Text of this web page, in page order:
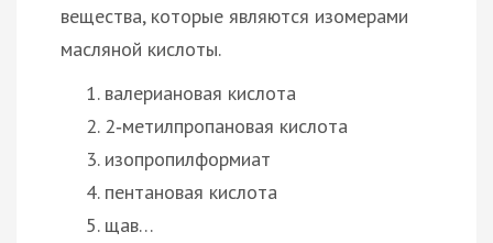
вещества, которые являются изомерами
масляной кислоты.
валериановая кислота
2‑метилпропановая кислота
изопропилформиат
пентановая кислота
щав…